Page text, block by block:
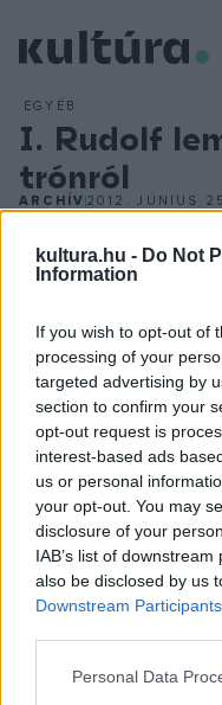
kultura.hu - Do Not
Information
If you wish to opt-out of
processing of your
targeted advertising by
section to confirm your
opt-out request is
interest-based ads
us or personal
your opt-out. You may
disclosure of your
IAB’s list of
also be disclosed by us
Downstream Participants
Please note that this
Personal Data
EGYÉB
I. Rudolf
trónról
ARCHÍV2012. JÚNIUS
romlott. Az állandó
Mátyás főhercegnek
magyar rendek
császár nem
maradt. A főherceg
aki ennek hatására
valamint az örökös
főherceg javára.
viszont megtartotta.